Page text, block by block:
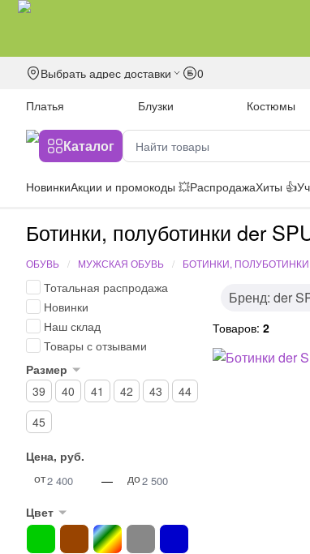
Выбрать адрес доставки 0
Платья
Блузки Костюмы
Каталог
НовинкиАкции и промокоды 💥РаспродажаХиты 👍
Ботинки, полуботинки der
ОБУВЬ МУЖСКАЯ ОБУВЬ БОТИНКИ, ПОЛУБОТИНКИ
Тотальная распродажа
Новинки
Наш склад
Товары с отзывами
Цена, руб.
от
— до
Размер
39
40 41 42 43
44
45
Цвет
Бренд: der
Товаров: 2